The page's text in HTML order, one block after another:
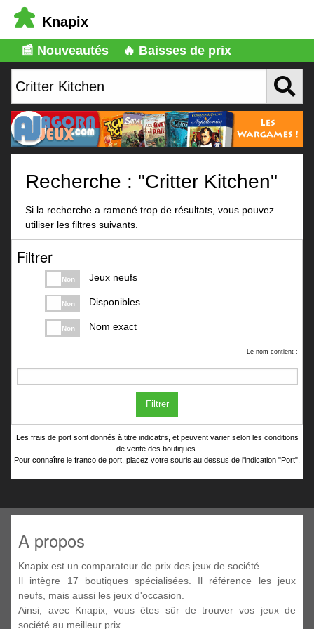
Knapix
📰 Nouveautés 🔥 Baisses de prix
Recherche : "Critter Kitchen"
Si la recherche a ramené trop de résultats, vous pouvez
utiliser les filtres suivants.
Filtrer
Non Jeux neufs
Non Disponibles
Non Nom exact
Le nom contient :
Filtrer
Les frais de port sont donnés à titre indicatifs, et peuvent varier selon les conditions
de vente des boutiques.
Pour connaître le franco de port, placez votre souris au dessus de l'indication "Port".
A propos
Knapix est un comparateur de prix des jeux de société.
Il intègre 17 boutiques spécialisées. Il référence les jeux
neufs, mais aussi les jeux d'occasion.
Ainsi, avec Knapix, vous êtes sûr de trouver vos jeux de
société au meilleur prix.